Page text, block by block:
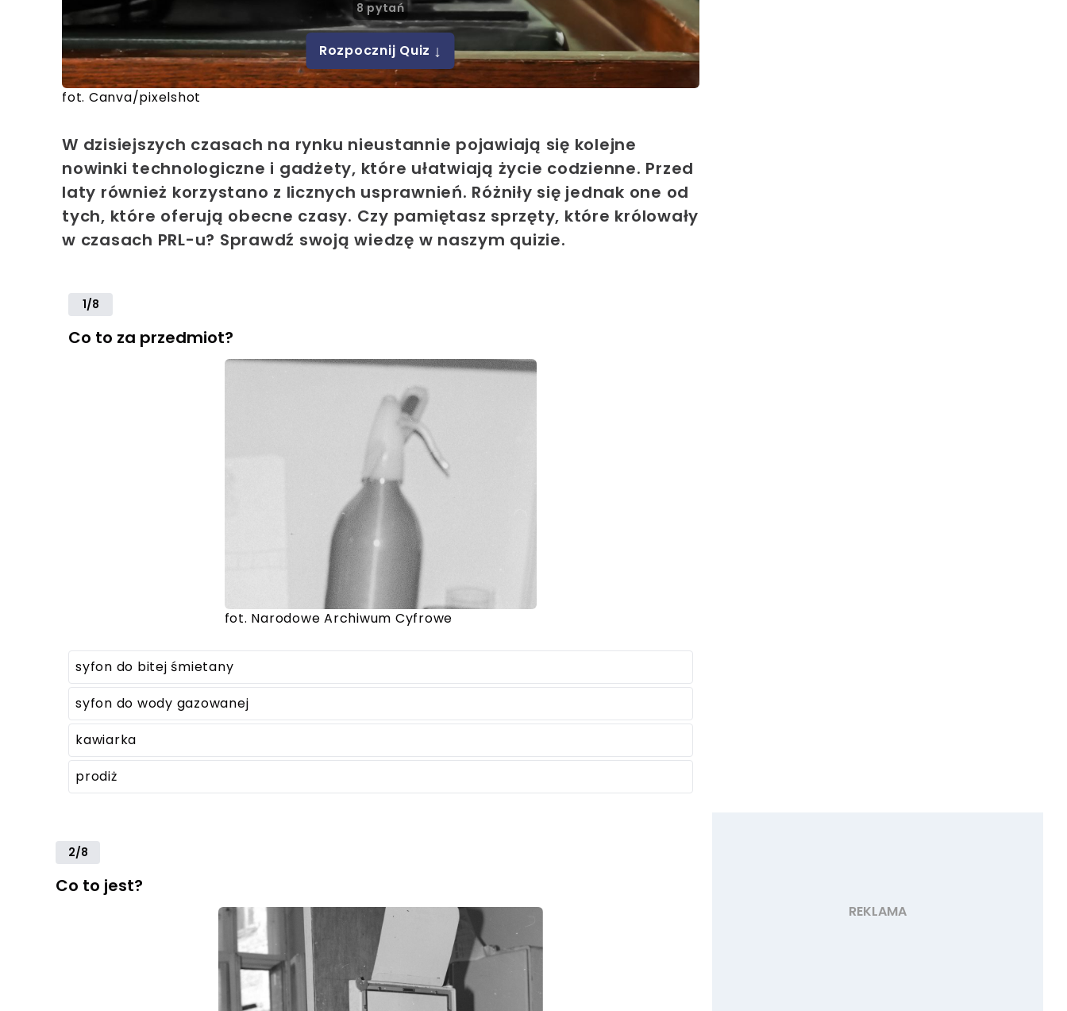
fot. Canva/pixelshot
8 pytań
Rozpocznij Quiz ↓
W dzisiejszych czasach na rynku nieustannie pojawiają się kolejne
nowinki technologiczne i gadżety, które ułatwiają życie codzienne. Przed
laty również korzystano z licznych usprawnień. Różniły się jednak one od
tych, które oferują obecne czasy. Czy pamiętasz sprzęty, które królowały
w czasach PRL-u? Sprawdź swoją wiedzę w naszym quizie.
1/8
Co to za przedmiot?
fot. Narodowe Archiwum Cyfrowe
syfon do bitej śmietany
syfon do wody gazowanej
kawiarka
prodiż
2/8
Co to jest?